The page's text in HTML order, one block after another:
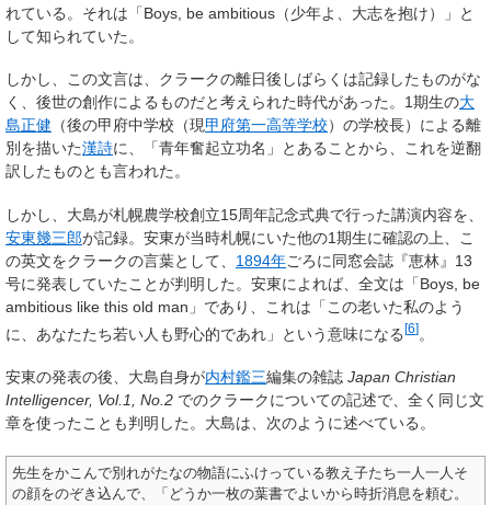
れている。それは「Boys, be ambitious（少年よ、大志を抱け）」と
して知られていた。
しかし、この文言は、クラークの離日後しばらくは記録したものがな
く、後世の創作によるものだと考えられた時代があった。1期生の大
島正健 （後の甲府中学校（現甲府第一高等学校）の学校長）による離
別を描いた漢詩に、「青年奮起立功名」とあることから、これを逆翻
訳したものとも言われた。
しかし、大島が札幌農学校創立15周年記念式典で行った講演内容を、
安東幾三郎が記録。安東が当時札幌にいた他の1期生に確認の上、こ
の英文をクラークの言葉として、 1894年ごろに同窓会誌『恵林』13
号に発表していたことが判明した。安東によれば、全文は「Boys, be
ambitious like this old man 」であり、これは「 この老いた私のよう
に、あなたたち若い人も野心的であれ 」という意味になる[6]。
安東の発表の後、大島自身が内村鑑三編集の雑誌 Japan Christian
Intelligencer, Vol.1, No.2 でのクラークについての記述で、全く同じ文
章を使ったことも判明した。大島は、次のように述べている。
先生をかこんで別れがたなの物語にふけっている教え子たち一人一人そ
の顔をのぞき込んで、「どうか一枚の葉書でよいから時折消息を頼む。